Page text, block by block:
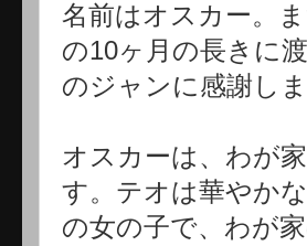
名前はオスカー。
の10ヶ月の長きに
のジャンに感謝しま
オスカーは、わが
す。テオは華やか
の女の子で、わが